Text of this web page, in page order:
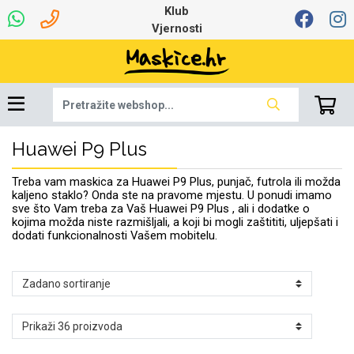
Klub
Vjernosti
Huawei P9 Plus
Treba vam maskica za Huawei P9 Plus, punjač, futrola ili možda
kaljeno staklo? Onda ste na pravome mjestu. U ponudi imamo
sve što Vam treba za Vaš Huawei P9 Plus , ali i dodatke o
kojima možda niste razmišljali, a koji bi mogli zaštititi, uljepšati i
dodati funkcionalnosti Vašem mobitelu.
Dinamo maskice za
mobitel
Robotski usisavači
Ventilatori
Najprodavanije -
TOP 100
Ljetna kolekcija
Winter Line Art
Apple
Univerzalna oprema
za tablet
7.0 - 8.0 inča
9.0 - 10.0 inča 10.0 - 12.0 inča
Apple
Igračke i ostalo
Selfie Stick
Držači za stol Držači za bicikl
Punjači
Autopunjači Power bank
Mikrofoni
Žičane slušalice Bluetooth Zvučnici
Pametni Satovi
memorijske kartice
Oprema za Smart
Auto Kamere
Podloga za miš
Web kamere i
mikrofoni
Punjači za laptope
Ruksaci i torbice